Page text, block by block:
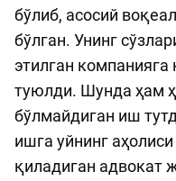
бўлиб, асосий
бўлган. Унинг
этилган
туюлди. Шунда ҳам
бўлмайдиган иш
ишга уйнинг
қиладиган адвокат